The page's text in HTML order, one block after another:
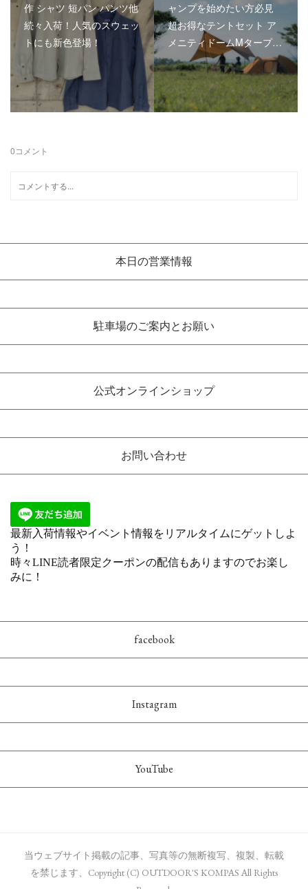
作 シャツ 短パン パンツ他
続々入荷！人気のスウェッ
トにも新色登場！
ャンプを始めたい方必見
超お得なテントセット ア
メニティドームMタープ…
0コメント
本日の営業情報
駐車場のご案内とお願い
公式オンラインショップ
お問い合わせ
facebook
Instagram
YouTube
当ウェブサイト掲載の記事、写真等の無断複写、複製、転載
を禁じます、Copyright (C) OUTDOOR'S KOMPAS All Rights